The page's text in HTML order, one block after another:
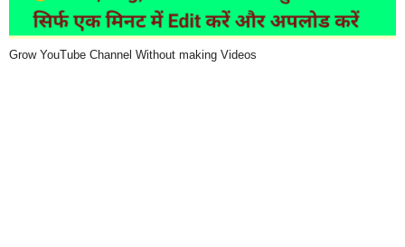
Grow YouTube Channel Without making Videos